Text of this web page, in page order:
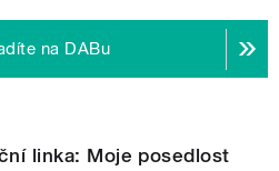
na DABu
linka: Moje posedlost